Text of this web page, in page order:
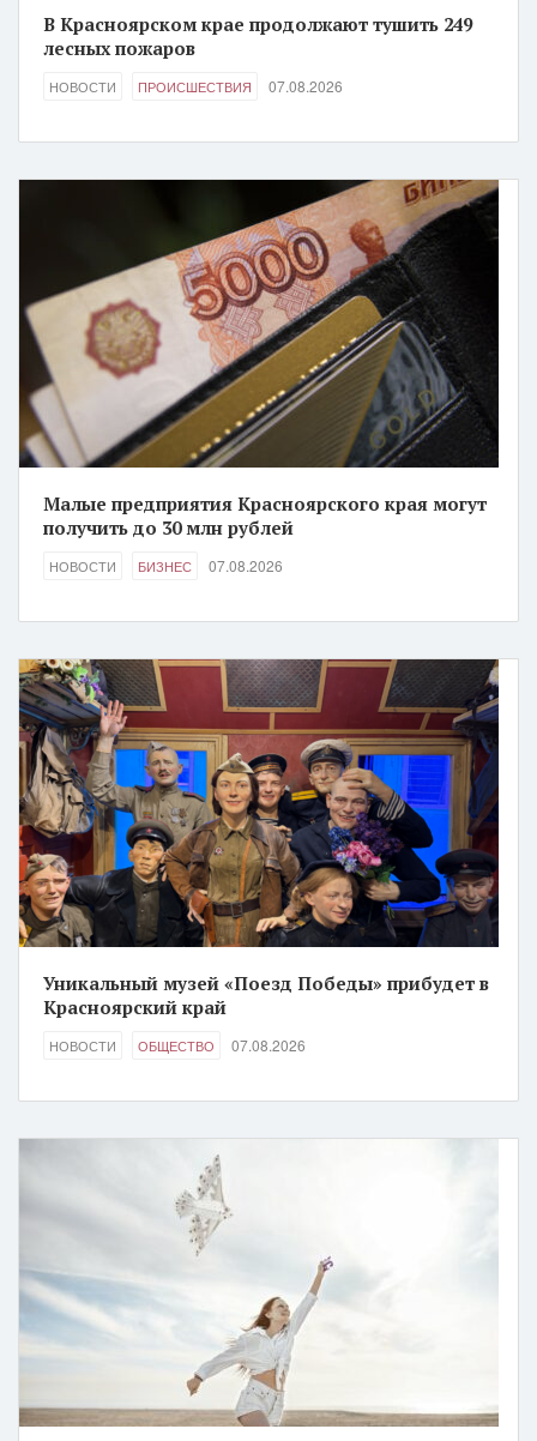
В Красноярском крае продолжают тушить 249
лесных пожаров
НОВОСТИ ПРОИСШЕСТВИЯ 07.08.2026
Малые предприятия Красноярского края могут
получить до 30 млн рублей
НОВОСТИ БИЗНЕС 07.08.2026
Уникальный музей «Поезд Победы» прибудет в
Красноярский край
НОВОСТИ ОБЩЕСТВО 07.08.2026